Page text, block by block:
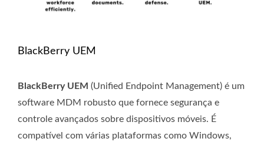
BlackBerry UEM
BlackBerry UEM (Unified Endpoint Management) é um
software MDM robusto que fornece segurança e
controle avançados sobre dispositivos móveis. É
compatível com várias plataformas como Windows,